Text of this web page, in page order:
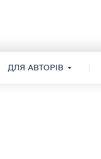
ДЛЯ АВТОРІВ